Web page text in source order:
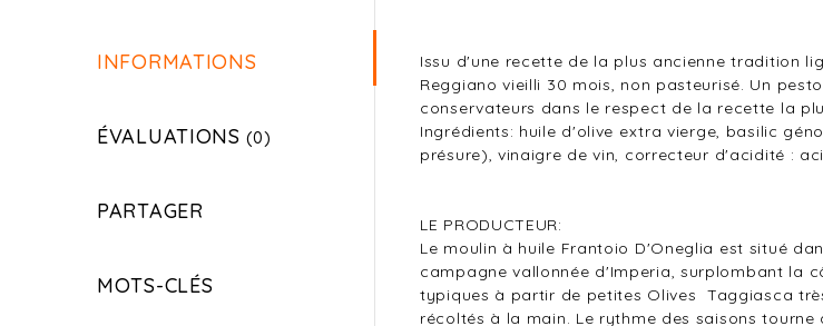
INFORMATIONS
ÉVALUATIONS(0)
PARTAGER
MOTS-CLÉS
Issu d'une recette de la plus ancienne tradition
Reggiano vieilli 30 mois, non pasteurisé. Un
conservateurs dans le respect de la recette la
Ingrédients: huile d'olive extra vierge, basilic
présure), vinaigre de vin, correcteur d'acidité :
LE PRODUCTEUR:
Le moulin à huile Frantoio D'Oneglia est situé
campagne vallonnée d'Imperia, surplombant la
typiques à partir de petites Olives Taggiasca
récoltés à la main. Le rythme des saisons tourne